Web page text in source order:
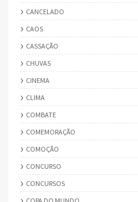
CANCELADO
CAOS
CASSAÇÃO
CHUVAS
CINEMA
CLIMA
COMBATE
COMEMORAÇÃO
COMOÇÃO
CONCURSO
CONCURSOS